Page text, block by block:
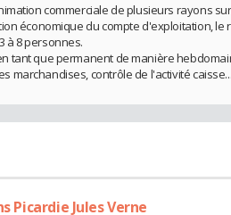
commerciale de plusieurs rayons
économique du compte d'exploitation,
à 8 personnes.
tant que permanent de manière
marchandises, contrôle de l'activité caisse...
Picardie Jules Verne